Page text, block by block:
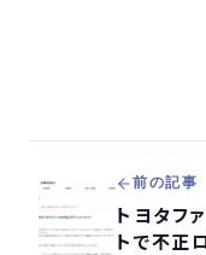
前の記事
トヨタフ
トで不正